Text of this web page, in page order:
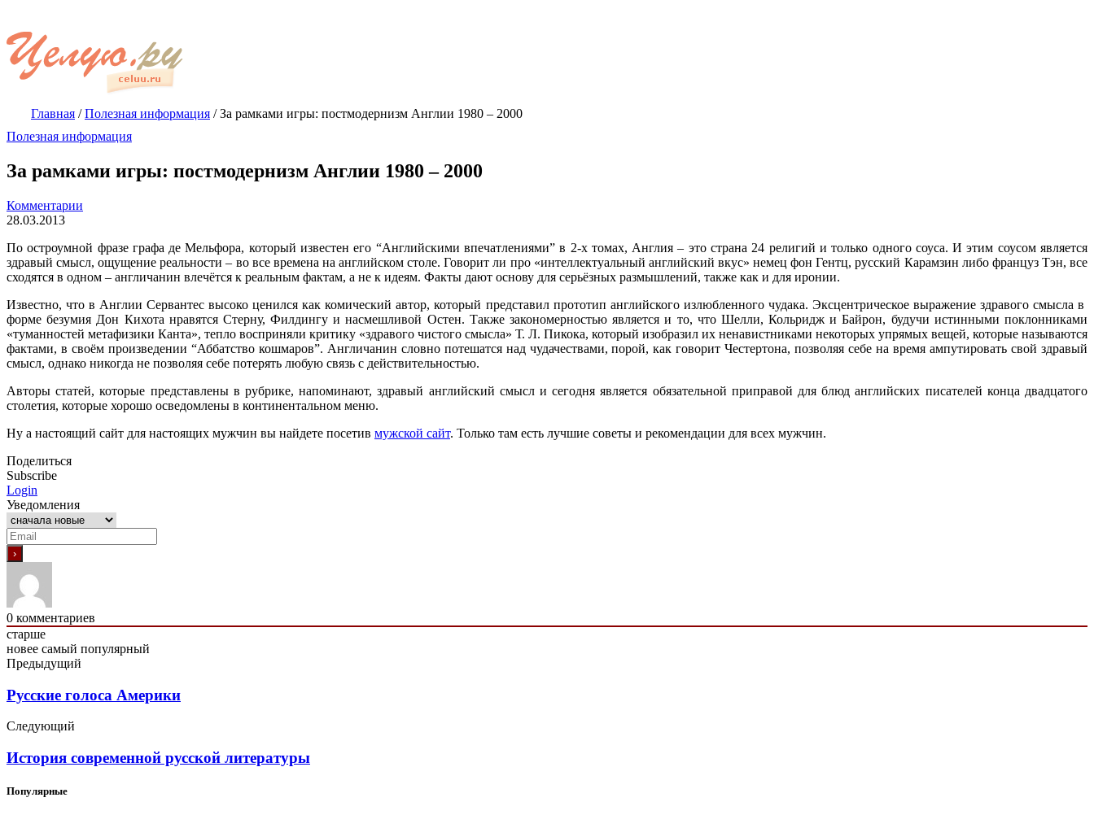
Главная /Полезная информация /За рамками игры: постмодернизм Англии 1980 – 2000
Полезная информация
За рамками игры: постмодернизм Англии 1980 – 2000
Комментарии
28.03.2013
По остроумной фразе графа де Мельфора, который известен его “Английскими впечатлениями” в 2-х томах, Англия – это страна 24 религий и только одного соуса. И этим соусом является
здравый смысл, ощущение реальности – во все времена на английском столе. Говорит ли про «интеллектуальный английский вкус» немец фон Гентц, русский Карамзин либо француз Тэн, все
сходятся в одном – англичанин влечётся к реальным фактам, а не к идеям. Факты дают основу для серьёзных размышлений, также как и для иронии.
Известно, что в Англии Сервантес высоко ценился как комический автор, который представил прототип английского излюбленного чудака. Эксцентрическое выражение здравого смысла в
форме безумия Дон Кихота нравятся Стерну, Филдингу и насмешливой Остен. Также закономерностью является и то, что Шелли, Кольридж и Байрон, будучи истинными поклонниками
«туманностей метафизики Канта», тепло восприняли критику «здравого чистого смысла» Т. Л. Пикока, который изобразил их ненавистниками некоторых упрямых вещей, которые называются
фактами, в своём произведении “Аббатство кошмаров”. Англичанин словно потешатся над чудачествами, порой, как говорит Честертона, позволяя себе на время ампутировать свой здравый
смысл, однако никогда не позволяя себе потерять любую связь с действительностью.
Авторы статей, которые представлены в рубрике, напоминают, здравый английский смысл и сегодня является обязательной приправой для блюд английских писателей конца двадцатого
столетия, которые хорошо осведомлены в континентальном меню.
Ну а настоящий сайт для настоящих мужчин вы найдете посетив мужской сайт. Только там есть лучшие советы и рекомендации для всех мужчин.
Поделиться
Subscribe
Login
Уведомления
0 комментариев
старше
новее самый популярный
Предыдущий
Русские голоса Америки
Следующий
История современной русской литературы
Популярные